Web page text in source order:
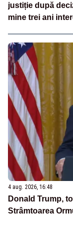
justiție după
mine trei ani
4 aug. 2026, 16:48
Donald Trump,
Strâmtoarea